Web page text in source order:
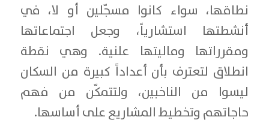
نطاقها، سواء كانوا مسجّلين أو لا، في
أنشطتها استشارياً، وجعل اجتماعاتها
ومقرراتها وماليتها علنية. وهي نقطة
انطلاق لتعترف بأن أعداداً كبيرة من السكان
ليسوا من الناخبين، ولتتمكّن من فهم
حاجاتهم وتخطيط المشاريع على أساسها.